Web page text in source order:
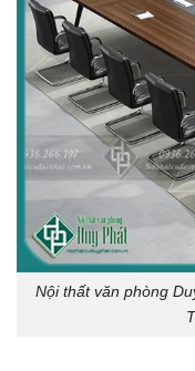
Nội thất văn phòng